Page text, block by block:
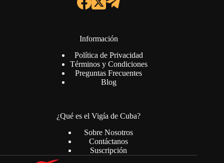
Información
Política de Privacidad
Términos y Condiciones
Preguntas Frecuentes
Blog
¿Qué es el Vigía de Cuba?
Sobre Nosotros
Contáctanos
Suscripción